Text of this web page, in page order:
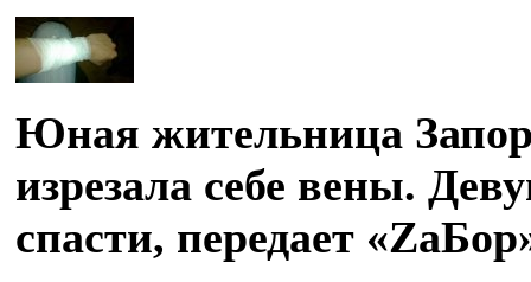
Юная жительница
изрезала себе вены.
спасти, передает